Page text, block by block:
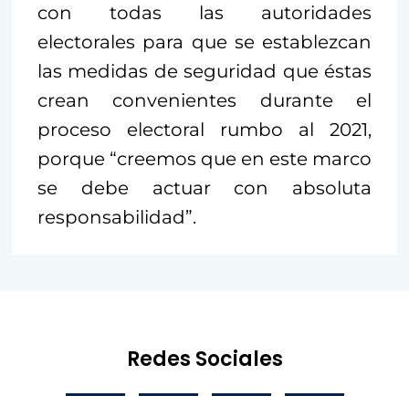
con todas las autoridades
electorales para que se establezcan
las medidas de seguridad que éstas
crean convenientes durante el
proceso electoral rumbo al 2021,
porque “creemos que en este marco
se debe actuar con absoluta
responsabilidad”.
Redes Sociales